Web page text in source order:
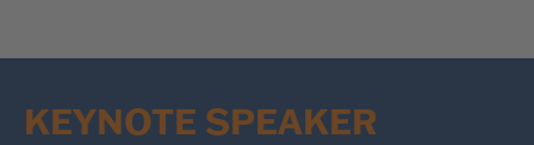
KEYNOTE SPEAKER